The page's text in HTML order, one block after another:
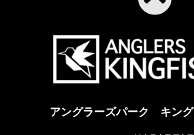
アングラーズパーク キン